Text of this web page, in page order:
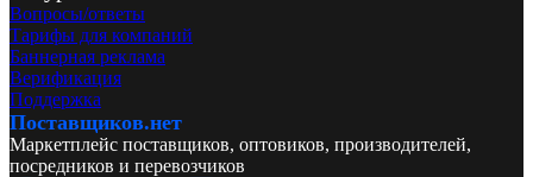
Вопросы/ответы
Тарифы для компаний
Баннерная реклама
Верификация
Поддержка
Поставщиков.нет
Маркетплейс поставщиков, оптовиков, производителей,
посредников и перевозчиков